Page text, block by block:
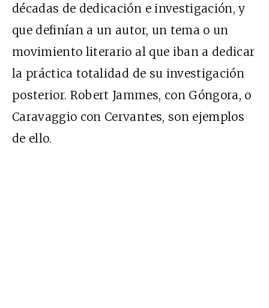
décadas de dedicación e investigación, y
que definían a un autor, un tema o un
movimiento literario al que iban a dedicar
la práctica totalidad de su investigación
posterior. Robert Jammes, con Góngora, o
Caravaggio con Cervantes, son ejemplos
de ello.